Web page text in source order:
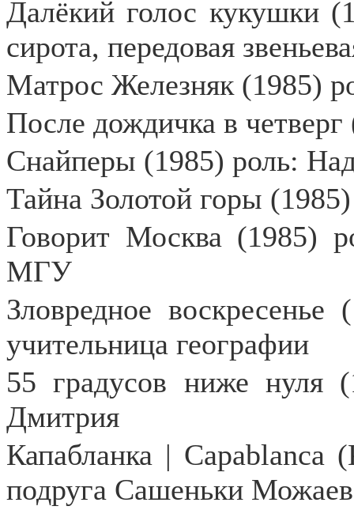
Далёкий голос кукушки
сирота, передовая
Матрос Железняк (1985)
После дождичка в
Снайперы (1985) роль:
Тайна Золотой горы
Говорит Москва (1985)
МГУ
Зловредное
учительница географии
55 градусов ниже нуля
Дмитрия
Капабланка |
подруга Сашеньки